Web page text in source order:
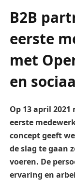
B2B
eerste
met
en
Op 13 april
eerste
concept geeft
de slag te gaan
voeren. De
ervaring en